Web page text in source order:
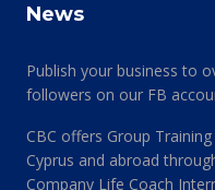
News
Publish your business to
followers on our FB
CBC offers Group
Cyprus and abroad
Company Life Coach